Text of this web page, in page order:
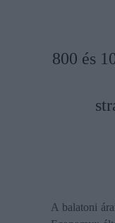
800 és
A balatoni